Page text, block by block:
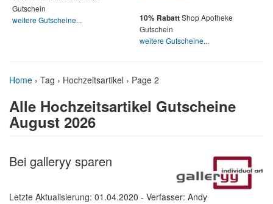
Gutschein
weitere Gutscheine...
10% RabattShop Apotheke
Gutschein
weitere Gutscheine...
Home › Tag › Hochzeitsartikel › Page 2
Alle Hochzeitsartikel Gutscheine
August 2026
Bei galleryy sparen
Letzte Aktualisierung: 01.04.2020 - Verfasser: Andy